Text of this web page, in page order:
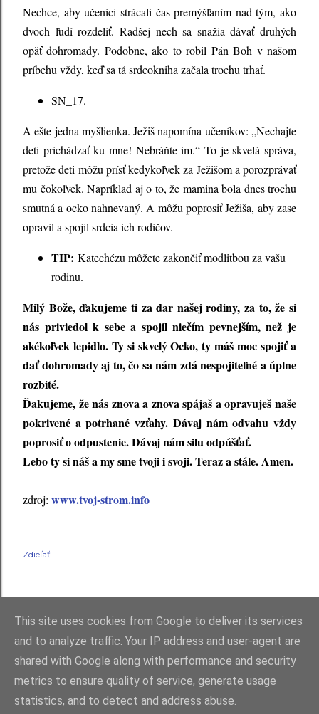
Nechce, aby učeníci strácali čas premýšľaním nad tým, ako
dvoch ľudí rozdeliť. Radšej nech sa snažia dávať druhých
opäť dohromady. Podobne, ako to robil Pán Boh v našom
príbehu vždy, keď sa tá srdcokniha začala trochu trhať.
SN_17.
A ešte jedna myšlienka. Ježiš napomína učeníkov: „Nechajte
deti prichádzať ku mne! Nebráňte im.“ To je skvelá správa,
pretože deti môžu prísť kedykoľvek za Ježišom a porozprávať
mu čokoľvek. Napríklad aj o to, že mamina bola dnes trochu
smutná a ocko nahnevaný. A môžu poprosiť Ježiša, aby zase
opravil a spojil srdcia ich rodičov.
TIP: Katechézu môžete zakončiť modlitbou za vašu
rodinu.
Milý Bože, ďakujeme ti za dar našej rodiny, za to, že si
nás priviedol k sebe a spojil niečím pevnejším, než je
akékoľvek lepidlo. Ty si skvelý Ocko, ty máš moc spojiť a
dať dohromady aj to, čo sa nám zdá nespojiteľné a úplne
rozbité.
Ďakujeme, že nás znova a znova spájaš a opravuješ naše
pokrivené a potrhané vzťahy. Dávaj nám odvahu vždy
poprosiť o odpustenie. Dávaj nám silu odpúšťať.
Lebo ty si náš a my sme tvoji i svoji. Teraz a stále. Amen.
zdroj: www.tvoj-strom.info
Zdieľať
Používa službu Blogger
RKC Farnosť Raková 2021
This site uses cookies from Google to deliver its services
and to analyze traffic. Your IP address and user-agent are
shared with Google along with performance and security
metrics to ensure quality of service, generate usage
statistics, and to detect and address abuse.